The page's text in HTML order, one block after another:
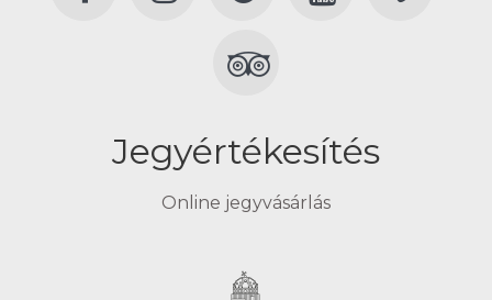
Jegyértékesítés
Online jegyvásárlás